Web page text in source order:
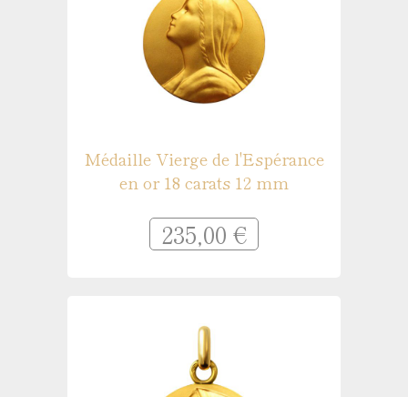
Médaille Vierge de l'Espérance
en or 18 carats 12 mm
235,00 €